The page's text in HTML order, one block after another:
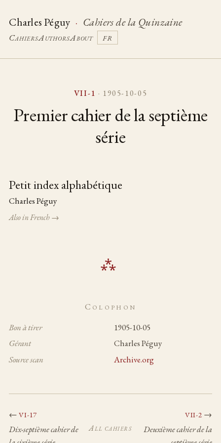
Charles Péguy · Cahiers de la Quinzaine
CahiersAuthorsAbout FR
VII-1 · 1905-10-05
Premier cahier de la septième
série
Table of pieces
Petit index alphabétique
Charles Péguy
Also in French →
Colophon
Bon à tirer
1905-10-05
Gérant
Charles Péguy
Source scan
Archive.org
←VI-17
Dix-septième cahier de
All cahiers
VII-2 →
Deuxième cahier de la